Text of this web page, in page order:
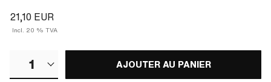
21,10 EUR
Incl. 20 % TVA
1 AJOUTER AU PANIER